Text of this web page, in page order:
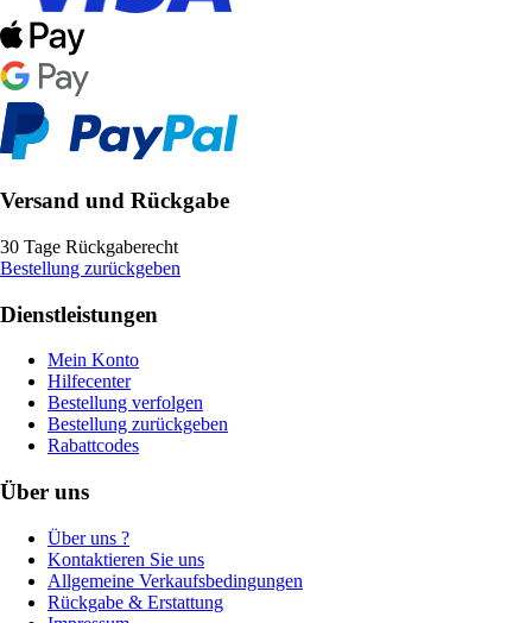
Versand und Rückgabe
30 Tage Rückgaberecht
Bestellung zurückgeben
Dienstleistungen
Mein Konto
Hilfecenter
Bestellung verfolgen
Bestellung zurückgeben
Rabattcodes
Über uns
Über uns ?
Kontaktieren Sie uns
Allgemeine Verkaufsbedingungen
Rückgabe & Erstattung